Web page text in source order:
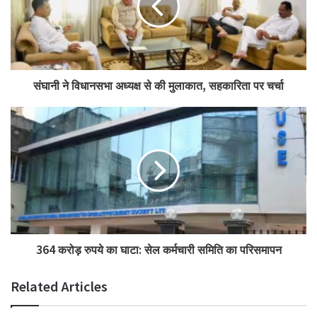
संघानी ने विधानसभा अध्यक्ष से की मुलाकात, सहकारिता पर चर्चा
364 करोड़ रुपये का घाटा: सेल कर्मचारी समिति का परिसमापन
Related Articles